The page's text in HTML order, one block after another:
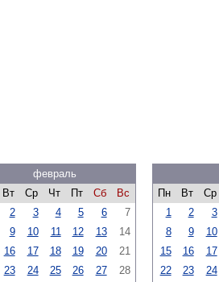
февраль
Вт Ср Чт Пт Сб
Вс
2 3 4 5 6
7
9 10 11 12 13
14
16 17 18 19 20
21
23 24 25 26 27 28
Пн
Вт Ср
1
2 3
8
9 10
15
16 17
22
23 24